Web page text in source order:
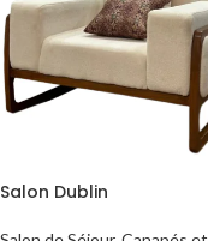
Salon Dublin